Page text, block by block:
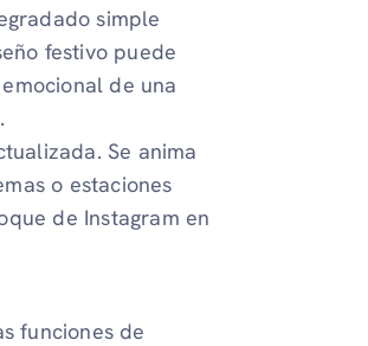
simple
festivo puede
de una
Se anima
o estaciones
de Instagram en
funciones de